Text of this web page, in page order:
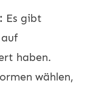
Es gibt
haben.
wählen,